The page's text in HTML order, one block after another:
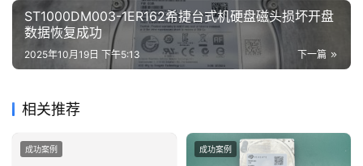
ST1000DM003-1ER162希捷台式机硬盘磁头损坏开盘
数据恢复成功
下一篇
2025年10月19日 下午5:13
相关推荐
成功案例 成功案例